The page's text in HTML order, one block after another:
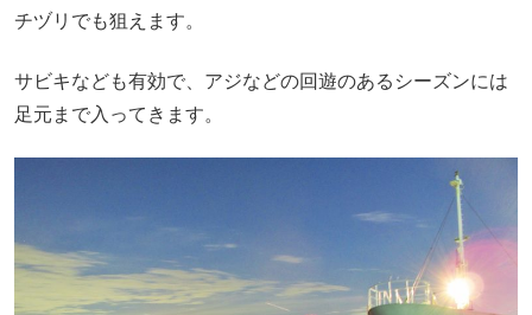
チヅリでも狙えます。
サビキなども有効で、アジなどの回遊のあるシーズンには
足元まで入ってきます。